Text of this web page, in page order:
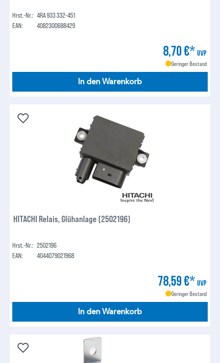
Hrst.-Nr.: 4RA 933 332-451
EAN:
4082300688429
8,70 €* UVP
Geringer Bestand
In den Warenkorb
HITACHI Relais, Glühanlage (2502196)
Hrst.-Nr.: 2502196
EAN:
4044079021968
78,59 €* UVP
Geringer Bestand
In den Warenkorb